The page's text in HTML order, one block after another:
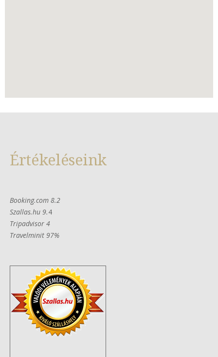
Értékeléseink
Booking.com 8.2
Szallas.hu 9.4
Tripadvisor 4
Travelminit 97%